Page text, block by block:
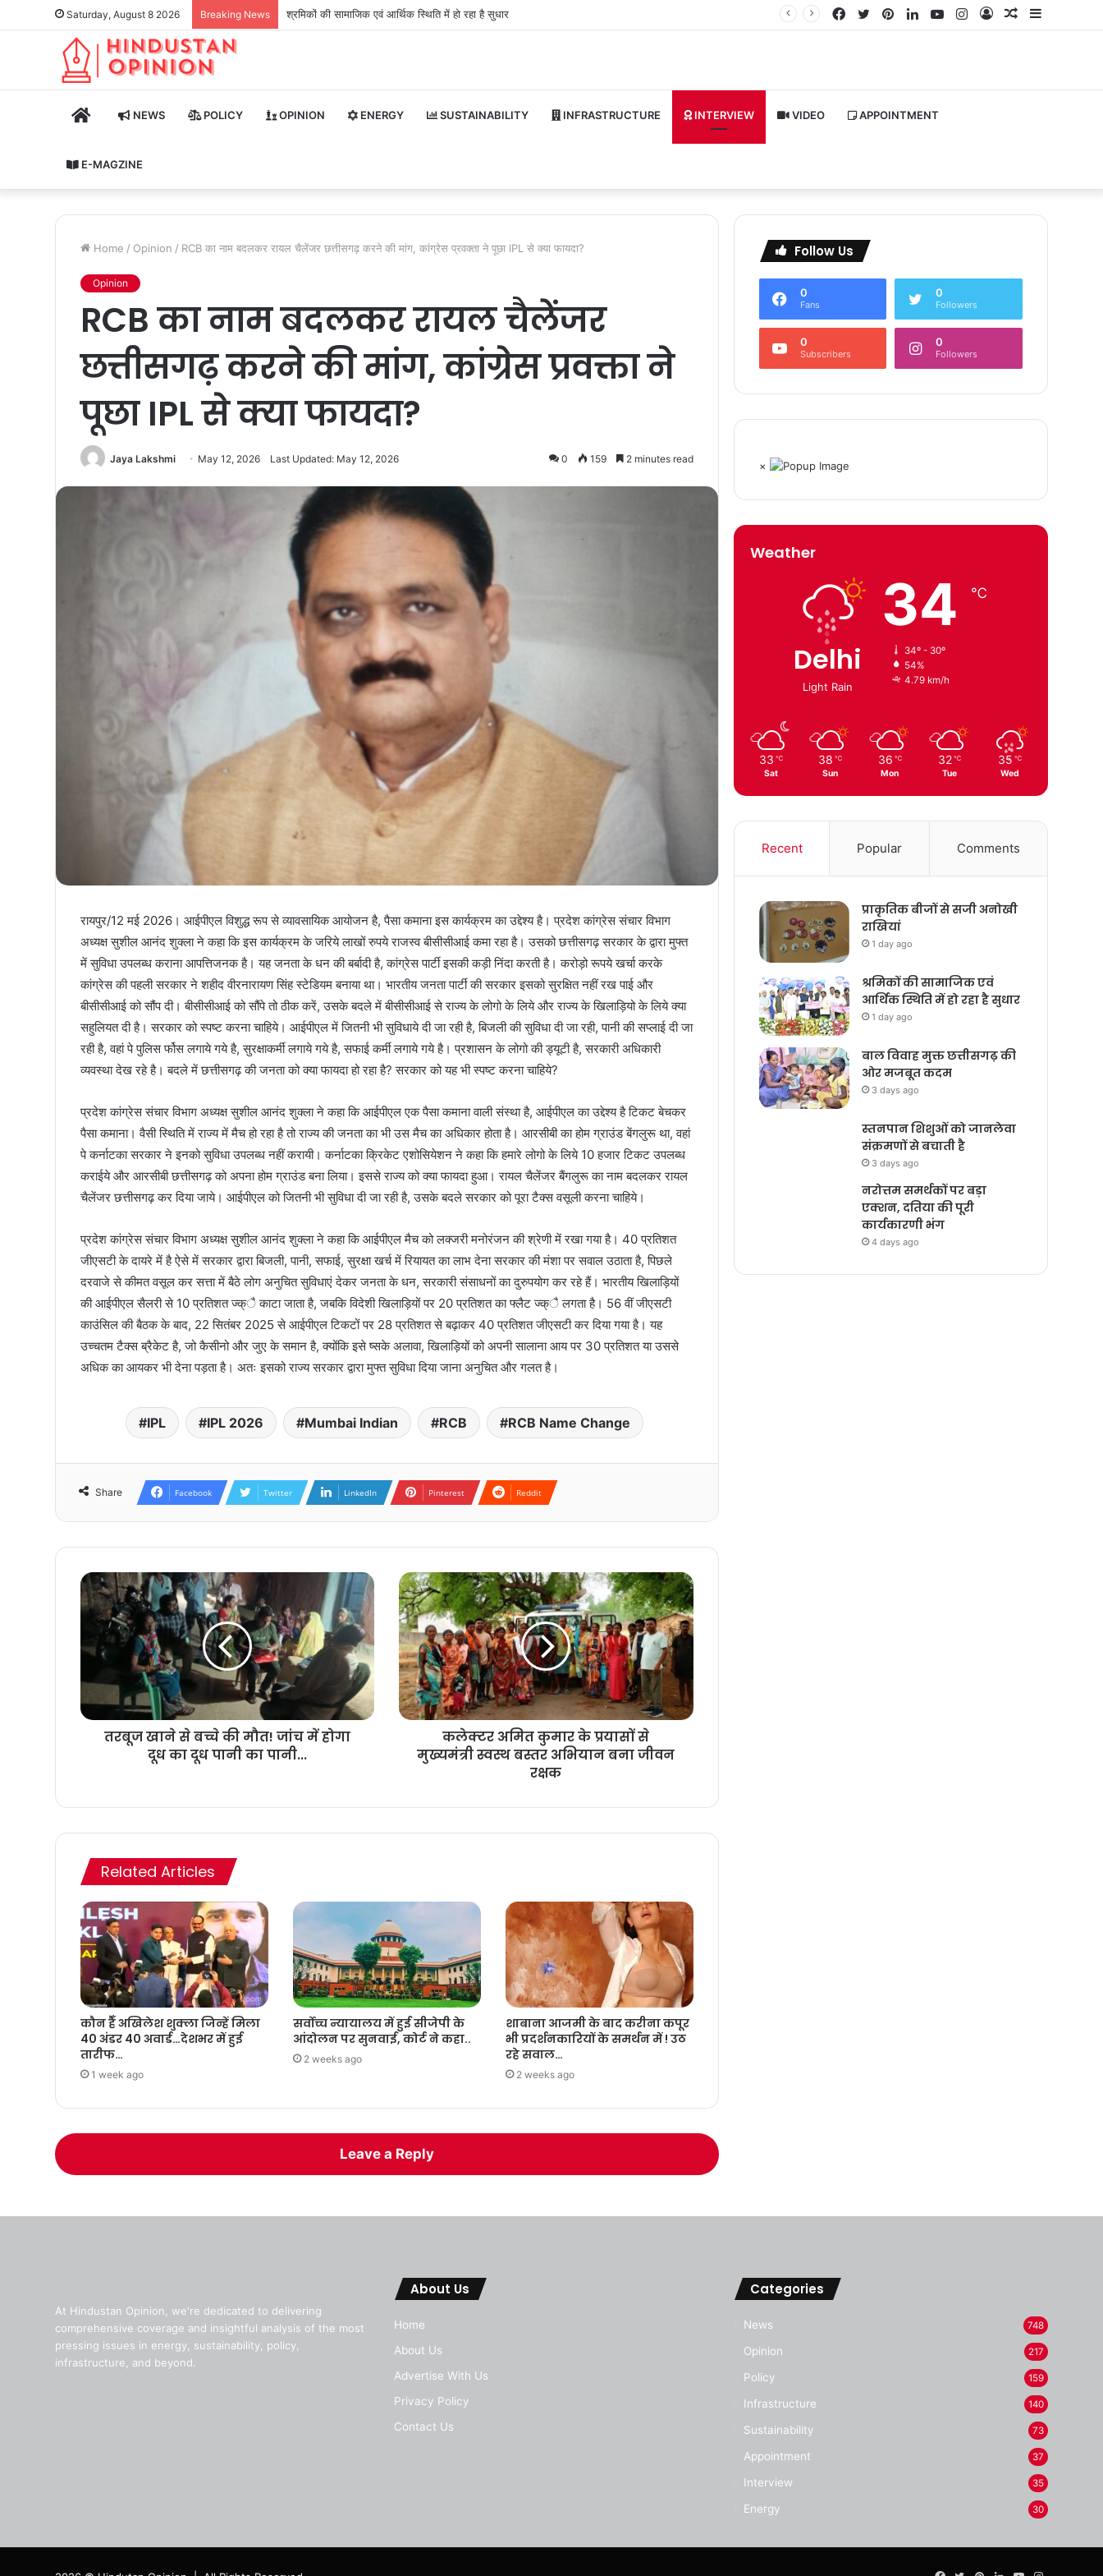
Saturday, August 8 2026 Breaking News श्रमिकों की सामाजिक एवं आर्थिक स्थिति में हो रहा है सुधार Sidebar
Random
Log
Instagram
YouTube
LinkedIn
Pinterest
Twitter
Facebook
HOME NEWS POLICY OPINION ENERGY SUSTAINABILITY INFRASTRUCTURE INTERVIEW VIDEO APPOINTMENT
E-MAGZINE
Home / Opinion / RCB का नाम बदलकर रायल चैलेंजर छत्तीसगढ़ करने की मांग, कांग्रेस प्रवक्ता ने पूछा IPL से क्या फायदा?
Opinion
RCB का नाम बदलकर रायल चैलेंजर
छत्तीसगढ़ करने की मांग, कांग्रेस प्रवक्ता ने
पूछा IPL से क्या फायदा?
Jaya Lakshmi May 12, 2026 Last Updated: May 12, 2026 0 159 2 minutes read
रायपुर/12 मई 2026। आईपीएल विशुद्ध रूप से व्यावसायिक आयोजन है, पैसा कमाना इस कार्यक्रम का उद्देश्य है। प्रदेश कांग्रेस संचार विभाग
अध्यक्ष सुशील आनंद शुक्ला ने कहा कि इस कार्यक्रम के जरिये लाखों रुपये राजस्व बीसीसीआई कमा रहा है। उसको छत्तीसगढ़ सरकार के द्वारा मुफ्त
में सुविधा उपलब्ध कराना आपत्तिजनक है। यह जनता के धन की बर्बादी है, कांग्रेस पार्टी इसकी कड़ी निंदा करती है। करोड़ो रूपये खर्चा करके
कांग्रेस की पहली सरकार ने शहीद वीरनारायण सिंह स्टेडियम बनाया था। भारतीय जनता पार्टी की सरकार इसको सुरक्षित नहीं रख पाई और
बीसीसीआई को सौंप दी। बीसीसीआई को सौंपे तो ठीक करें, उसके बदले में बीसीसीआई से राज्य के लोगो के लिये और राज्य के खिलाड़ियो के लिये क्या
सहुलियत दी है। सरकार को स्पष्ट करना चाहिये। आईपीएल में जितनी भी सुविधाये दी जा रही है, बिजली की सुविधा दी जा रही, पानी की सप्लाई दी जा
रही है, वहां पे पुलिस र्फोस लगाये गये है, सुरक्षाकर्मी लगाये गये है, सफाई कर्मी लगाये गये है। प्रशासन के लोगो की ड्यूटी है, सरकारी अधिकारी
व्यवस्था देख रहे है। बदले में छत्तीसगढ़ की जनता को क्या फायदा हो रहा है? सरकार को यह भी स्पष्ट करना चाहिये?
प्रदेश कांग्रेस संचार विभाग अध्यक्ष सुशील आनंद शुक्ला ने कहा कि आईपीएल एक पैसा कमाना वाली संस्था है, आईपीएल का उद्देश्य है टिकट बेचकर
पैसा कमाना। वैसी स्थिति में राज्य में मैच हो रहा है तो राज्य की जनता का भी उस मैच का अधिकार होता है। आरसीबी का होम ग्राउंड बेंगलुरू था, वहां
पे कर्नाटका सरकार ने इनको सुविधा उपलब्ध नहीं करायी। कर्नाटका क्रिकेट एशोसियेशन ने कहा कि हमारे लोगो के लिये 10 हजार टिकट उपलब्ध
कराईये और आरसीबी छत्तीसगढ़ को अपना होम ग्राउंड बना लिया। इससे राज्य को क्या फायदा हुआ। रायल चैलेंजर बैंगलुरू का नाम बदलकर रायल
चैलेंजर छत्तीसगढ़ कर दिया जाये। आईपीएल को जितनी भी सुविधा दी जा रही है, उसके बदले सरकार को पूरा टैक्स वसूली करना चाहिये।
प्रदेश कांग्रेस संचार विभाग अध्यक्ष सुशील आनंद शुक्ला ने कहा कि आईपीएल मैच को लक्जरी मनोरंजन की श्रेणी में रखा गया है। 40 प्रतिशत
जीएसटी के दायरे में है ऐसे में सरकार द्वारा बिजली, पानी, सफाई, सुरक्षा खर्च में रियायत का लाभ देना सरकार की मंशा पर सवाल उठाता है, पिछले
दरवाजे से कीमत वसूल कर सत्ता में बैठे लोग अनुचित सुविधाएं देकर जनता के धन, सरकारी संसाधनों का दुरुपयोग कर रहे हैं। भारतीय खिलाड़ियों
की आईपीएल सैलरी से 10 प्रतिशत ज्क्ै काटा जाता है, जबकि विदेशी खिलाड़ियों पर 20 प्रतिशत का फ्लैट ज्क्ै लगता है। 56 वीं जीएसटी
काउंसिल की बैठक के बाद, 22 सितंबर 2025 से आईपीएल टिकटों पर 28 प्रतिशत से बढ़ाकर 40 प्रतिशत जीएसटी कर दिया गया है। यह
उच्चतम टैक्स ब्रैकेट है, जो कैसीनो और जुए के समान है, क्योंकि इसे ष्सके अलावा, खिलाड़ियों को अपनी सालाना आय पर 30 प्रतिशत या उससे
अधिक का आयकर भी देना पड़ता है। अतः इसको राज्य सरकार द्वारा मुफ्त सुविधा दिया जाना अनुचित और गलत है।
IPL IPL 2026 Mumbai Indian RCB RCB Name Change
Share Facebook Twitter LinkedIn Pinterest Reddit
तरबूज खाने से बच्चे की मौत! जांच में होगा
दूध का दूध पानी का पानी...
कलेक्टर अमित कुमार के प्रयासों से
मुख्यमंत्री स्वस्थ बस्तर अभियान बना जीवन
रक्षक
Related Articles
कौन हैँ अखिलेश शुक्ला जिन्हें मिला
40 अंडर 40 अवार्ड…देशभर में हुई
तारीफ…
1 week ago
सर्वोच्च न्यायालय में हुई सीजेपी के
आंदोलन पर सुनवाई, कोर्ट ने कहा..
2 weeks ago
शाबाना आजमी के बाद करीना कपूर
भी प्रदर्शनकारियों के समर्थन में ! उठ
रहे सवाल…
2 weeks ago
Leave a Reply
Follow Us
0
Fans
0
Followers
0
Subscribers
0
Followers
×
Weather
Delhi
Light Rain
34 ℃
34º - 30º
54%
4.79 km/h
33 ℃
Sat
38 ℃
Sun
36 ℃
Mon
32 ℃
Tue
35 ℃
Wed
Recent Popular Comments
प्राकृतिक बीजों से सजी अनोखी
राखियां
1 day ago
श्रमिकों की सामाजिक एवं
आर्थिक स्थिति में हो रहा है सुधार
1 day ago
बाल विवाह मुक्त छत्तीसगढ़ की
ओर मजबूत कदम
3 days ago
स्तनपान शिशुओं को जानलेवा
संक्रमणों से बचाती है
3 days ago
नरोत्तम समर्थकों पर बड़ा
एक्शन, दतिया की पूरी
कार्यकारणी भंग
4 days ago
At Hindustan Opinion, we're dedicated to delivering
comprehensive coverage and insightful analysis of the most
pressing issues in energy, sustainability, policy,
infrastructure, and beyond.
About Us
Home
About Us
Advertise With Us
Privacy Policy
Contact Us
Categories
News 748
Opinion 217
Policy 159
Infrastructure 140
Sustainability 73
Appointment 37
Interview 35
Energy 30